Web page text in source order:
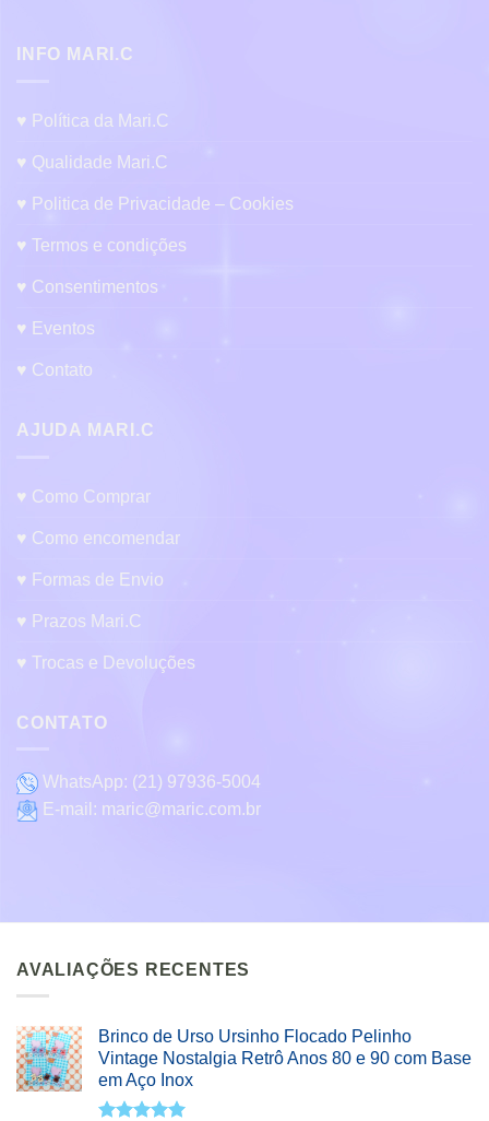
INFO MARI.C
♥ Política da Mari.C
♥ Qualidade Mari.C
♥ Politica de Privacidade – Cookies
♥ Termos e condições
♥ Consentimentos
♥ Eventos
♥ Contato
AJUDA MARI.C
♥ Como Comprar
♥ Como encomendar
♥ Formas de Envio
♥ Prazos Mari.C
♥ Trocas e Devoluções
CONTATO
WhatsApp: (21) 97936-5004
E-mail: maric@maric.com.br
AVALIAÇÕES RECENTES
Brinco de Urso Ursinho Flocado Pelinho
Vintage Nostalgia Retrô Anos 80 e 90 com Base
em Aço Inox